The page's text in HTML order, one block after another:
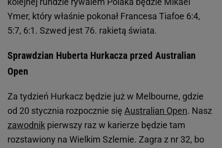
Ymer, który właśnie pokonał Francesa Tiafoe 6:4,
5:7, 6:1. Szwed jest 76. rakietą świata.
Sprawdzian Huberta Hurkacza przed Australian
Open
Za tydzień Hurkacz będzie już w Melbourne, gdzie
od 20 stycznia rozpocznie się Australian Open. Nasz
zawodnik pierwszy raz w karierze będzie tam
rozstawiony na Wielkim Szlemie. Zagra z nr 32, bo